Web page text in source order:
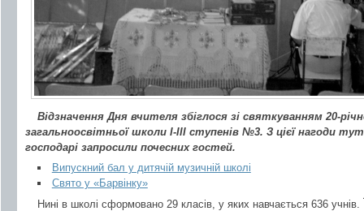
Відзначення Дня вчителя збіглося зі святкуванням 20-
загальноосвітньої школи І-ІІІ ступенів №3. З цієї нагоди
господарі запросили почесних гостей.
Випускний бал у дитячій музичній школі
Свято у «Барвінку»
Нині в школі сформовано 29 класів, у яких навчається 636 учнів.